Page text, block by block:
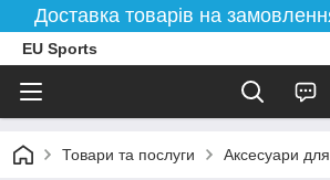
Доставка товарів на
EU Sports
Товари та послуги Аксесуари